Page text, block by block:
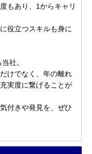
もあり、1からキャリ
役立つスキルも身に
社。
けでなく、年の離れ
実度に繋げることが
付きや発見を、ぜひ